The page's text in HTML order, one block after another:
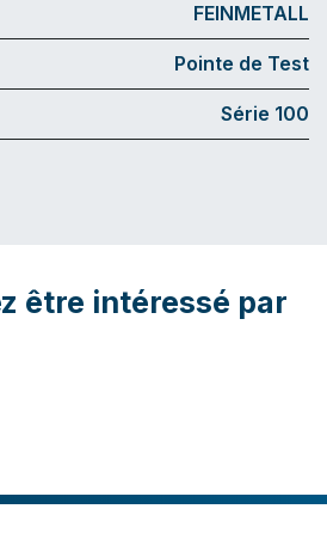
FEINMETALL
Pointe de Test
Série 100
être intéressé par